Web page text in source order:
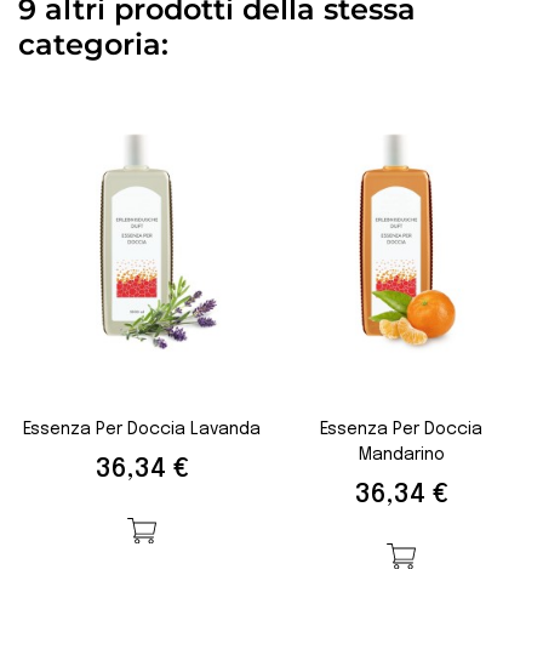
9 altri prodotti della stessa
categoria:
Essenza Per Doccia Lavanda
Prezzo
36,34 €
Essenza Per Doccia
Mandarino
Prezzo
36,34 €